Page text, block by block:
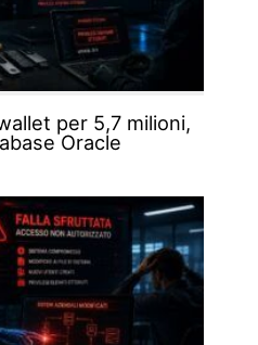
per 5,7 milioni,
Oracle